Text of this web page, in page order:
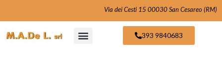
Via dei Cesti 15 00030 San Cesareo (RM)
393 9840683